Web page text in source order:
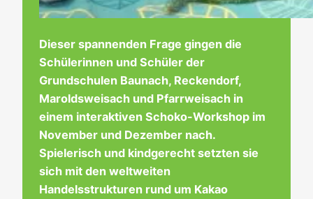
Dieser spannenden Frage gingen die
Schülerinnen und Schüler der
Grundschulen Baunach, Reckendorf,
Maroldsweisach und Pfarrweisach in
einem interaktiven Schoko-Workshop im
November und Dezember nach.
Spielerisch und kindgerecht setzten sie
sich mit den weltweiten
Handelsstrukturen rund um Kakao